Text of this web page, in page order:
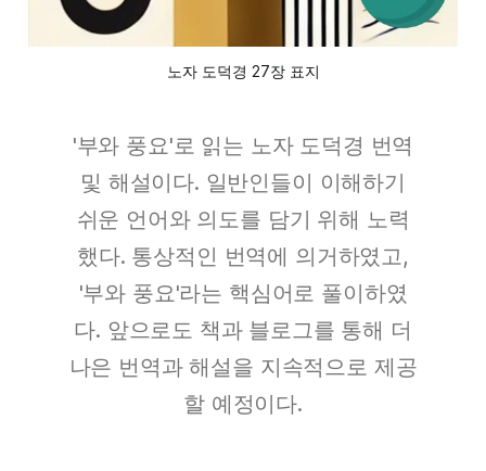
노자 도덕경 27장 표지
'부와 풍요'로 읽는 노자 도덕경 번역
및 해설이다. 일반인들이 이해하기
쉬운 언어와 의도를 담기 위해 노력
했다. 통상적인 번역에 의거하였고,
'부와 풍요'라는 핵심어로 풀이하였
다. 앞으로도 책과 블로그를 통해 더
나은 번역과 해설을 지속적으로 제공
할 예정이다.